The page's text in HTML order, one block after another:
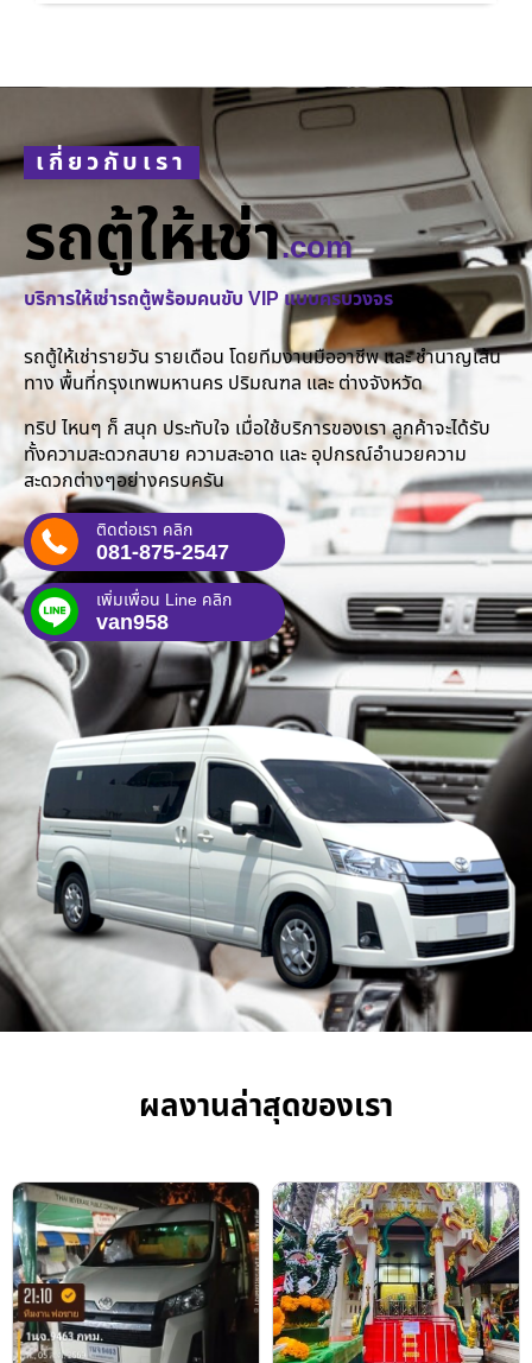
เกี่ยวกับเรา
รถตู้ให้เช่า.com
บริการให้เช่ารถตู้พร้อมคนขับ VIP แบบครบวงจร
รถตู้ให้เช่ารายวัน รายเดือน โดยทีมงานมืออาชีพ และ ชำนาญเส้น
ทาง พื้นที่กรุงเทพมหานคร ปริมณฑล และ ต่างจังหวัด
ทริป ไหนๆ ก็ สนุก ประทับใจ เมื่อใช้บริการของเรา ลูกค้าจะได้รับ
ทั้งความสะดวกสบาย ความสะอาด และ อุปกรณ์อำนวยความ
สะดวกต่างๆอย่างครบครัน
ติดต่อเรา คลิก
081-875-2547
เพิ่มเพื่อน Line คลิก
van958
ผลงานล่าสุดของเรา